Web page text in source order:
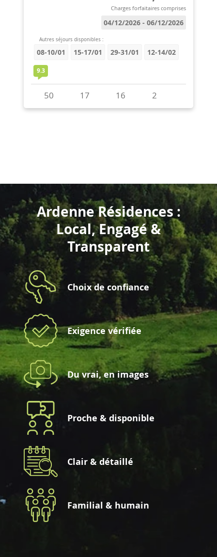
Ardenne Résidences :
Local, Engagé &
Transparent
Choix de confiance
Exigence vérifiée
Du vrai, en images
Proche & disponible
Clair & détaillé
Familial & humain